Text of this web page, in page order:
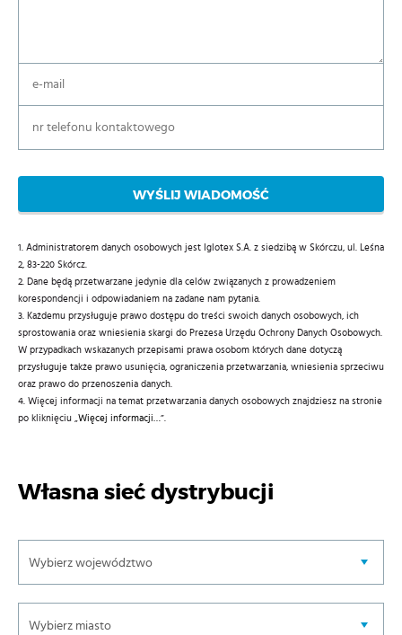
WYŚLIJ WIADOMOŚĆ
1. Administratorem danych osobowych jest Iglotex S.A. z siedzibą w Skórczu, ul. Leśna
2, 83-220 Skórcz.
2. Dane będą przetwarzane jedynie dla celów związanych z prowadzeniem
korespondencji i odpowiadaniem na zadane nam pytania.
3. Każdemu przysługuje prawo dostępu do treści swoich danych osobowych, ich
sprostowania oraz wniesienia skargi do Prezesa Urzędu Ochrony Danych Osobowych.
W przypadkach wskazanych przepisami prawa osobom których dane dotyczą
przysługuje także prawo usunięcia, ograniczenia przetwarzania, wniesienia sprzeciwu
oraz prawo do przenoszenia danych.
4. Więcej informacji na temat przetwarzania danych osobowych znajdziesz na stronie
po kliknięciu „ Więcej informacji… ”.
Własna sieć dystrybucji